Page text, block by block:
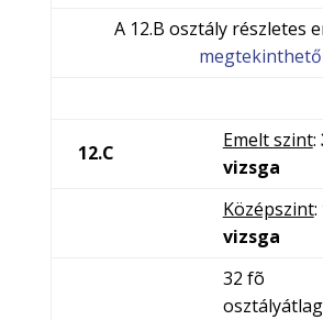
A 12.B osztály részletes
12.C
Emelt szint:
vizsga
Középszint:
vizsga
32 fõ